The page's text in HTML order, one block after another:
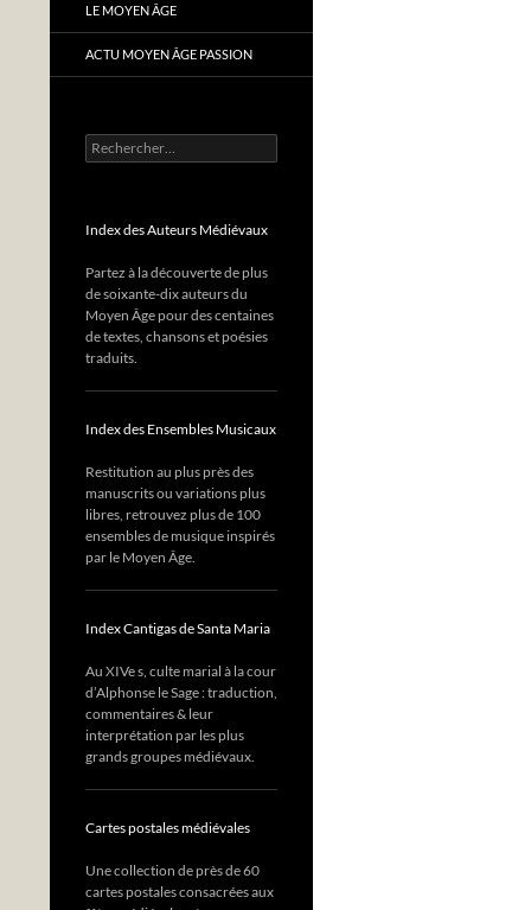
LE MOYEN ÂGE
ACTU MOYEN ÂGE PASSION
Rechercher :
Index des Auteurs Médiévaux
Partez à la découverte de plus
de soixante-dix auteurs du
Moyen Âge pour des centaines
de textes, chansons et poésies
traduits.
Index des Ensembles Musicaux
Restitution au plus près des
manuscrits ou variations plus
libres, retrouvez plus de 100
ensembles de musique inspirés
par le Moyen Âge.
Index Cantigas de Santa Maria
Au XIVe s, culte marial à la cour
d’Alphonse le Sage : traduction,
commentaires & leur
interprétation par les plus
grands groupes médiévaux.
Cartes postales médiévales
Une collection de près de 60
cartes postales consacrées aux